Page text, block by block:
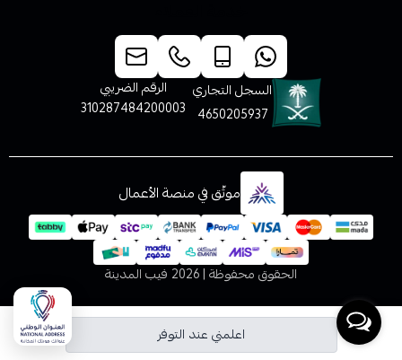
اعلمني عند التوفر
السجل التجاري
4650205937
الرقم الضريبي
310287484200003
موثّق في منصة الأعمال
الحقوق محفوظة | 2026 فيب المدينة